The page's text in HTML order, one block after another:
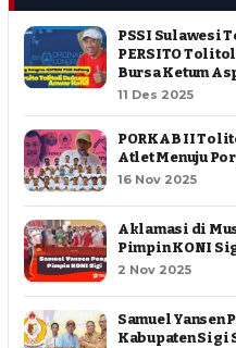
PSSI Sulawesi
PERSITO
Bursa Ketum
11 Des 2025
PORKAB II
Atlet Menuju
16 Nov 2025
Aklamasi di
Pimpin KONI
2 Nov 2025
Samuel Yansen
Kabupaten Sigi